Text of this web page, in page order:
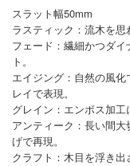
スラット幅50mm
ラスティック：流木を思
フェード：繊細かつダ
ト。
エイジング：自然の風
レイで表現。
グレイン：エンボス加工
アンティーク：長い間
げで再現。
クラフト：木目を浮き出